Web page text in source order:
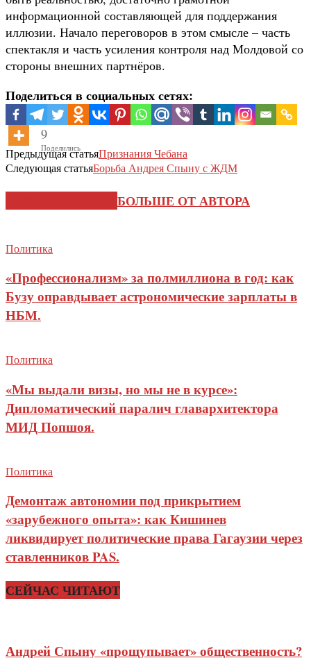
информационной составляющей для поддержания
иллюзии. Начало переговоров в этом смысле – часть
спектакля и часть усиления контроля над Молдовой со
стороны внешних партнёров.
Поделиться в социальных сетях:
9
Поделились
Предыдущая статьяПризнания Чебана
Следующая статьяБорьба Андрея Спыну с ЖДМ
БОЛЬШЕ ОТ АВТОРА
Политика
«Профессионализм» за полмиллиона в год: как
Бузу оправдывает астрономические зарплаты в
НБМ.
Политика
«Мы выдали визы, но мы не в курсе»:
Дипломатический паралич главархитектора
МИД Попшоя.
Политика
Демонтаж автономии под прикрытием
«зарубежного опыта»: как Кишинев
ликвидирует политические права Гагаузии через
ставленников PAS.
СЕЙЧАС ЧИТАЮТ
Андрей Спыну «прощупывает» общественность?